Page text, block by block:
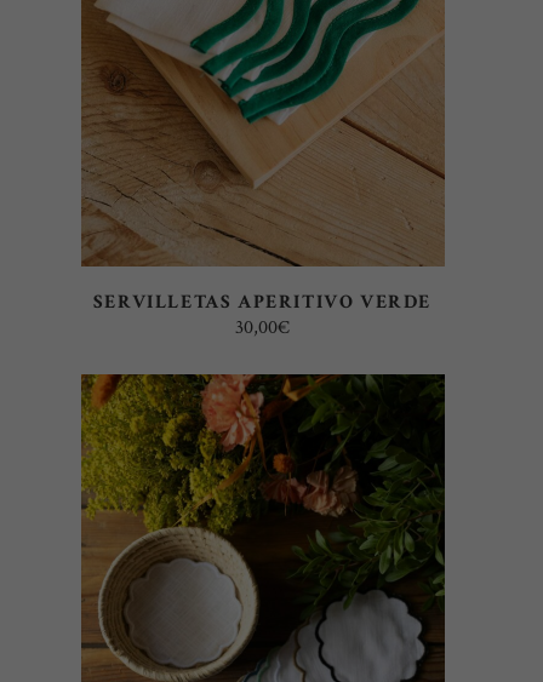
SERVILLETAS APERITIVO VERDE
30,00€
SELECCIONAR OPCIONES
Este
producto